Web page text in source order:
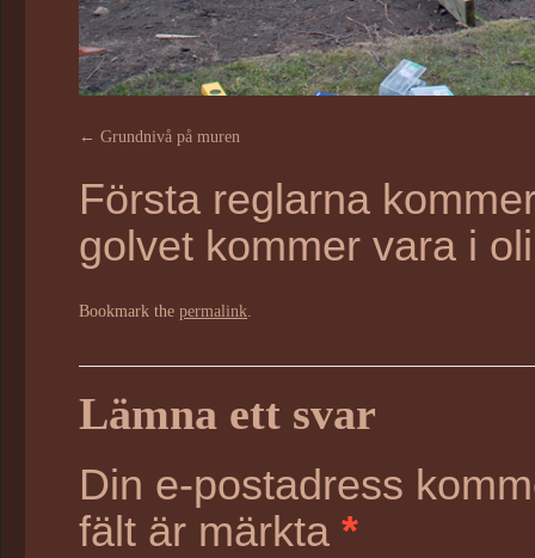
Grundnivå på muren
Första reglarna
golvet kommer vara i
Bookmark the permalink
Lämna ett svar
Din e-postadress
fält är märkta *